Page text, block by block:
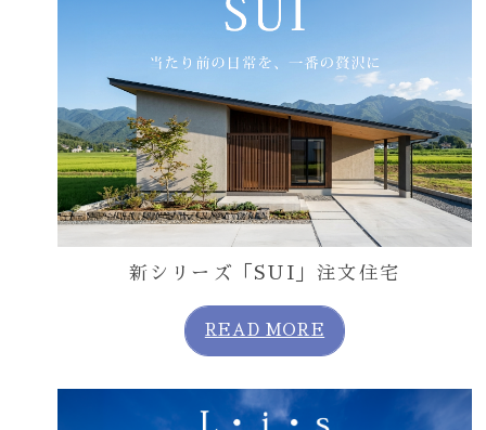
新シリーズ「SUI」注文住宅
READ MORE